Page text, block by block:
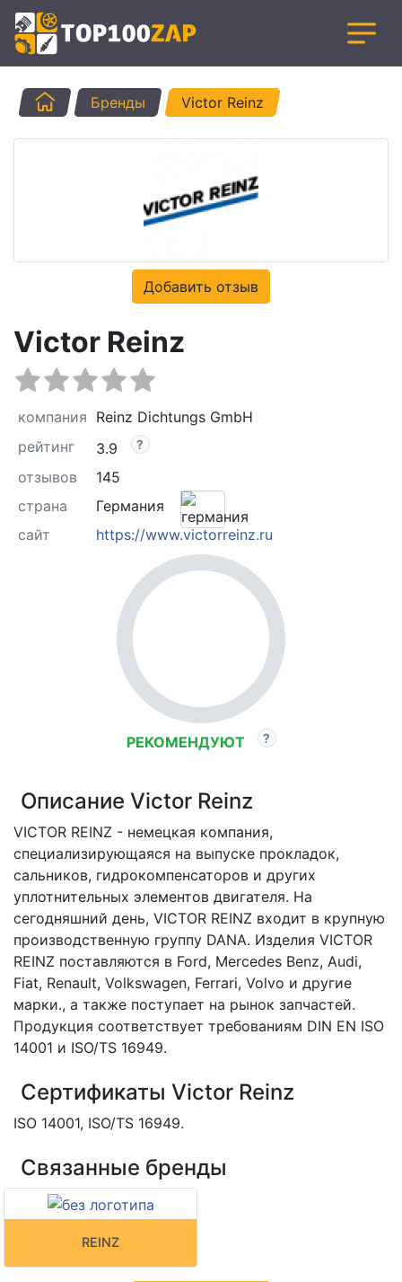
ГлавнаяБренды Victor Reinz
Добавить отзыв
Victor Reinz
компания Reinz Dichtungs GmbH
рейтинг
3.9
отзывов
145
страна
Германия
сайт
https://www.victorreinz.ru
РЕКОМЕНДУЮТ
Описание Victor Reinz
VICTOR REINZ - немецкая компания,
специализирующаяся на выпуске прокладок,
сальников, гидрокомпенсаторов и других
уплотнительных элементов двигателя. На
сегодняшний день, VICTOR REINZ входит в крупную
производственную группу DANA. Изделия VICTOR
REINZ поставляются в Ford, Mercedes Benz, Audi,
Fiat, Renault, Volkswagen, Ferrari, Volvo и другие
марки., а также поступает на рынок запчастей.
Продукция соответствует требованиям DIN EN ISO
14001 и ISO/TS 16949.
Сертификаты Victor Reinz
ISO 14001, ISO/TS 16949.
Связанные бренды
REINZ